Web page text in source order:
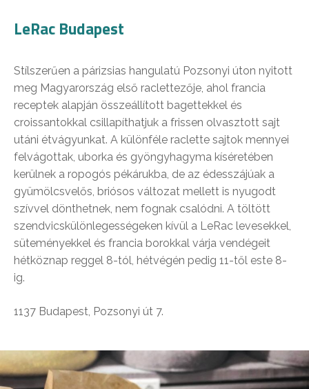
LeRac Budapest
Stílszerűen a párizsias hangulatú Pozsonyi úton nyitott
meg Magyarország első raclettezője, ahol francia
receptek alapján összeállított bagettekkel és
croissantokkal csillapíthatjuk a frissen olvasztott sajt
utáni étvágyunkat. A különféle raclette sajtok mennyei
felvágottak, uborka és gyöngyhagyma kíséretében
kerülnek a ropogós pékárukba, de az édesszájúak a
gyümölcsvelős, briósos változat mellett is nyugodt
szívvel dönthetnek, nem fognak csalódni. A töltött
szendvicskülönlegességeken kívül a LeRac levesekkel,
süteményekkel és francia borokkal várja vendégeit
hétköznap reggel 8-tól, hétvégén pedig 11-től este 8-
ig.
1137 Budapest, Pozsonyi út 7.